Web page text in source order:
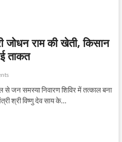
जोधन राम की खेती, किसान
ताकत
से जन समस्या निवारण शिविर में तत्काल बना
श्री विष्णु देव साय के…